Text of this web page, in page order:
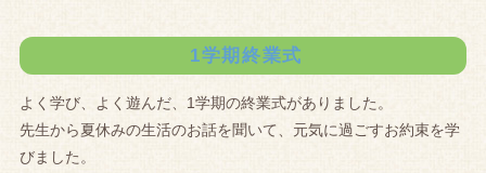
1学期終業式
よく学び、よく遊んだ、1学期の終業式がありました。
先生から夏休みの生活のお話を聞いて、元気に過ごすお約束を学
びました。